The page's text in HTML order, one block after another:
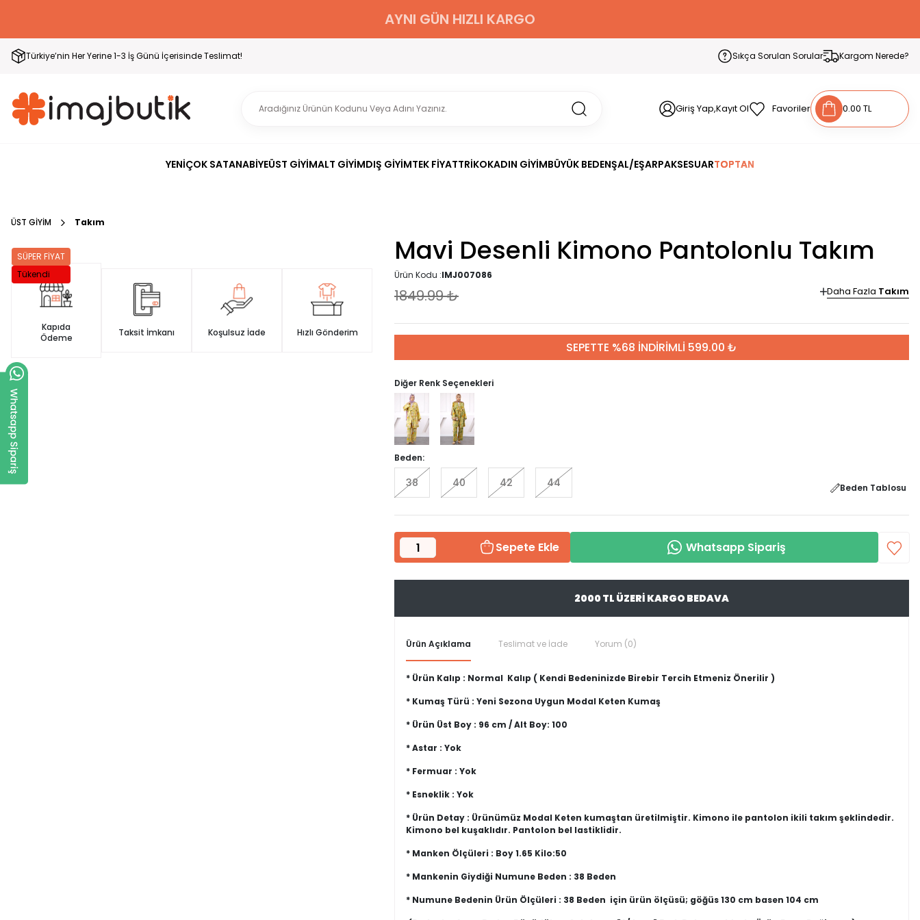
AYNI GÜN HIZLI KARGO
Türkiye’nin Her Yerine 1-3 İş Günü İçerisinde Teslimat! Sıkça Sorulan Sorular Kargom Nerede?
Giriş Yap,Kayıt Ol Favoriler 0.00 TL
YENİÇOK SATANABİYEÜST GİYİMALT GİYİMDIŞ GİYİMTEK FİYATTRİKOKADIN GİYİMBÜYÜK BEDENŞAL/EŞARPAKSESUARTOPTAN
ÜST GİYİM Takım
SÜPER FİYAT
Tükendi
Kapıda
Ödeme
Taksit İmkanı Koşulsuz İade Hızlı Gönderim
Mavi Desenli Kimono Pantolonlu Takım
Ürün Kodu :IMJ007086
1849.99₺ Daha Fazla Takım
SEPETTE %68 İNDİRİMLİ 599.00 ₺
Diğer Renk Seçenekleri
Beden:
38 40 42 44 Beden Tablosu
Sepete Ekle Whatsapp Sipariş
2000 TL ÜZERİ KARGO BEDAVA
Ürün Açıklama Teslimat ve İade Yorum (0)
* Ürün Kalıp : Normal Kalıp ( Kendi Bedeninizde Birebir Tercih Etmeniz Önerilir )
* Kumaş Türü : Yeni Sezona Uygun Modal Keten Kumaş
* Ürün Üst Boy : 96 cm / Alt Boy: 100
* Astar : Yok
* Fermuar : Yok
* Esneklik : Yok
* Ürün Detay : Ürünümüz Modal Keten kumaştan üretilmiştir. Kimono ile pantolon ikili takım şeklindedir.
Kimono bel kuşaklıdır. Pantolon bel lastiklidir.
* Manken Ölçüleri : Boy 1.65 Kilo:50
* Mankenin Giydiği Numune Beden : 38 Beden
* Numune Bedenin Ürün Ölçüleri : 38 Beden için ürün ölçüsü; göğüs 130 cm basen 104 cm